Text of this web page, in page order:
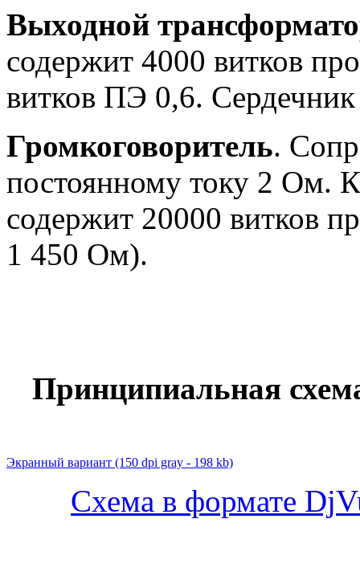
Выходной
содержит 4000 витков
витков ПЭ 0,6.
Громкоговоритель.
постоянному току 2 Ом.
содержит 20000 витков
1 450 Ом).
Принципиальная
Экранный вариант (150 dpi gray - 198 kb)
Схема в формате